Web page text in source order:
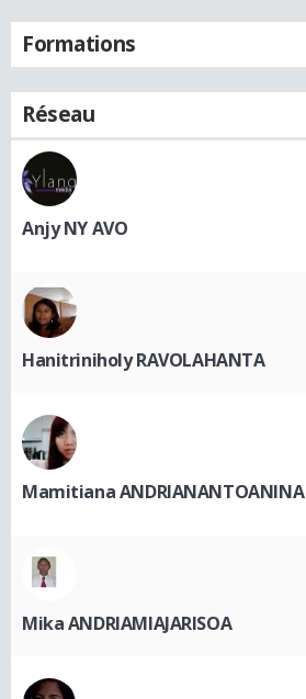
Formations
Réseau
Anjy NY AVO
Hanitriniholy RAVOLAHANTA
Mamitiana ANDRIANANTOANINA
Mika ANDRIAMIAJARISOA